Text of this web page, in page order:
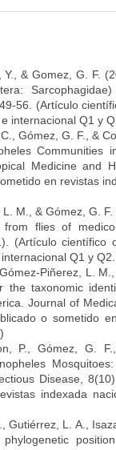
& Gomez, G. F.
56. (Artículo
internacional Q1 y
Gómez, G. F., &
Communities
Medicine and
en revistas
M., & Gómez, G.
flies of
(Artículo científico
Q1 y
Piñerez, L.
the taxonomic
Journal of
o sometido
P., Gómez, G.
Disease,
indexada
Gutiérrez, L. A.,